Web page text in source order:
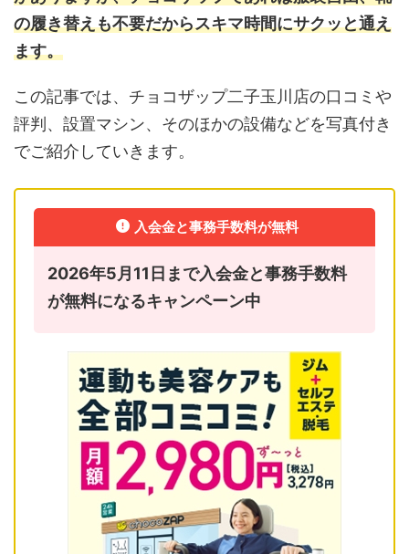
の履き替えも不要だからスキマ時間にサクッと通え
ます。
この記事では、チョコザップ二子玉川店の口コミや
評判、設置マシン、そのほかの設備などを写真付き
でご紹介していきます。
入会金と事務手数料が無料
2026年5月11日まで入会金と事務手数料
が無料になるキャンペーン中